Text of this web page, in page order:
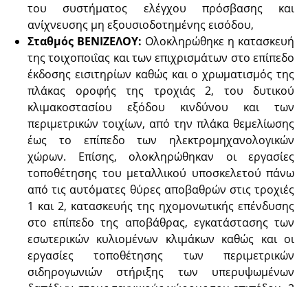
του συστήματος ελέγχου πρόσβασης και
ανίχνευσης μη εξουσιοδοτημένης εισόδου,
Σταθμός ΒΕΝΙΖΕΛΟΥ: Ολοκληρώθηκε η κατασκευή
της τοιχοποιΐας και των επιχρισμάτων στο επίπεδο
έκδοσης εισιτηρίων καθώς και ο χρωματισμός της
πλάκας οροφής της τροχιάς 2, του δυτικού
κλιμακοστασίου εξόδου κινδύνου και των
περιμετρικών τοιχίων, από την πλάκα θεμελίωσης
έως το επίπεδο των ηλεκτρομηχανολογικών
χώρων. Επίσης, ολοκληρώθηκαν οι εργασίες
τοποθέτησης του μεταλλικού υποσκελετού πάνω
από τις αυτόματες θύρες αποβαθρών στις τροχιές
1 και 2, κατασκευής της ηχομονωτικής επένδυσης
στο επίπεδο της αποβάθρας, εγκατάστασης των
εσωτερικών κυλιομένων κλιμάκων καθώς και οι
εργασίες τοποθέτησης των περιμετρικών
σιδηρογωνιών στήριξης των υπερυψωμένων